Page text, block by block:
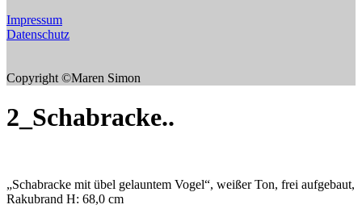
Impressum
Datenschutz
Copyright ©Maren Simon
2_Schabracke..
„Schabracke mit übel gelauntem Vogel“, weißer Ton, frei aufgebaut,
Rakubrand H: 68,0 cm